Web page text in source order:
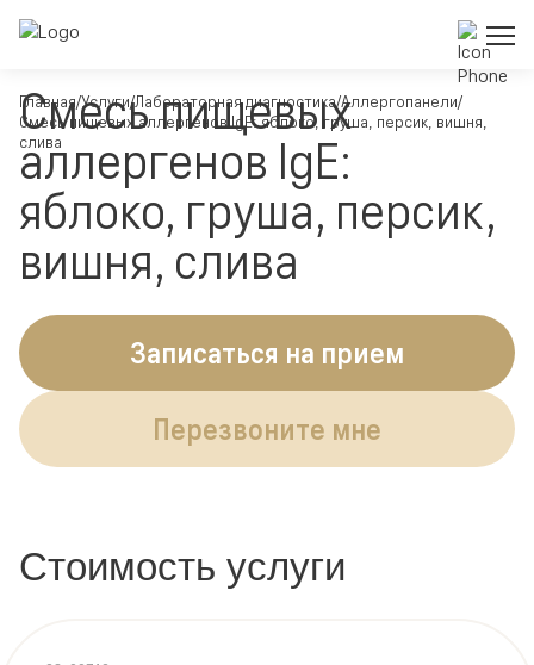
Главная Услуги Лабораторная диагностика Аллергопанели
Смесь пищевых аллергенов IgE: яблоко, груша, персик, вишня,
слива
Смесь пищевых
аллергенов IgE:
яблоко, груша, персик,
вишня, слива
Записаться на прием
Перезвоните мне
Стоимость услуги